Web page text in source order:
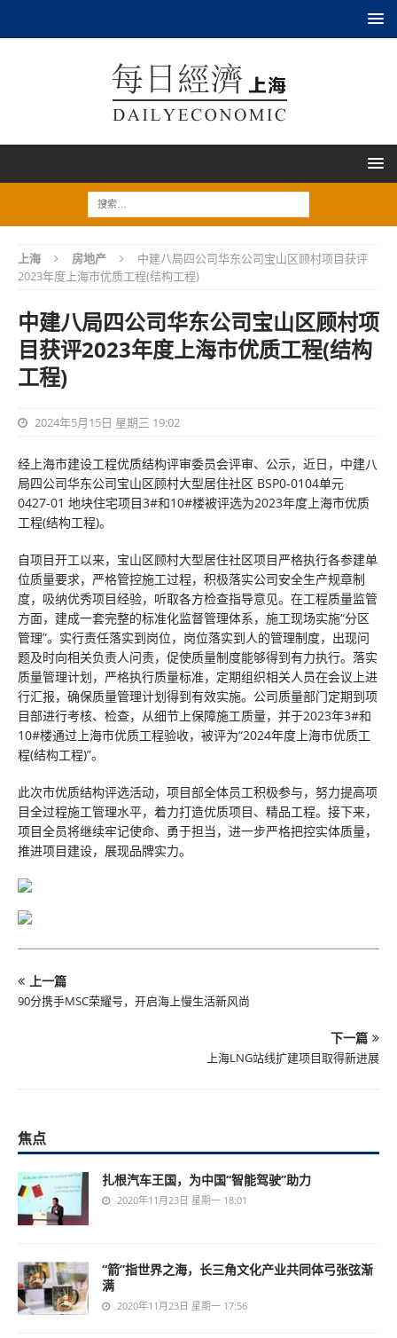
上海 房地产
中建八局四公司华东公司宝山区顾村项目获评
2023年度上海市优质工程(结构工程)
中建八局四公司华东公司宝山区顾村项
目获评2023年度上海市优质工程(结构
工程)
2024年5月15日 星期三 19:02
经上海市建设工程优质结构评审委员会评审、公示，近日，中建八
局四公司华东公司宝山区顾村大型居住社区 BSP0-0104单元
0427-01 地块住宅项目3#和10#楼被评选为2023年度上海市优质
工程(结构工程)。
自项目开工以来，宝山区顾村大型居住社区项目严格执行各参建单
位质量要求，严格管控施工过程，积极落实公司安全生产规章制
度，吸纳优秀项目经验，听取各方检查指导意见。在工程质量监管
方面，建成一套完整的标准化监督管理体系，施工现场实施“分区
管理”。实行责任落实到岗位，岗位落实到人的管理制度，出现问
题及时向相关负责人问责，促使质量制度能够得到有力执行。落实
质量管理计划，严格执行质量标准，定期组织相关人员在会议上进
行汇报，确保质量管理计划得到有效实施。公司质量部门定期到项
目部进行考核、检查，从细节上保障施工质量，并于2023年3#和
10#楼通过上海市优质工程验收，被评为“2024年度上海市优质工
程(结构工程)”。
此次市优质结构评选活动，项目部全体员工积极参与，努力提高项
目全过程施工管理水平，着力打造优质项目、精品工程。接下来，
项目全员将继续牢记使命、勇于担当，进一步严格把控实体质量，
推进项目建设，展现品牌实力。
上一篇
​90分携手MSC荣耀号，开启海上慢生活新风尚
下一篇
上海LNG站线扩建项目取得新进展
焦点
扎根汽车王国，为中国“智能驾驶”助力
2020年11月23日 星期一 18:01
“箭”指世界之海，长三角文化产业共同体弓张弦渐
满
2020年11月23日 星期一 17:56